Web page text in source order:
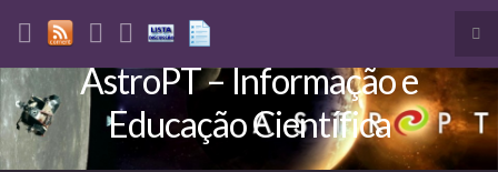
Search for:
AstroPT – Informação e
Educação Científica